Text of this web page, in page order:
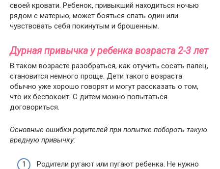
своей кровати. Ребенок, привыкший находиться ночью
рядом с матерью, может бояться спать один или
чувствовать себя покинутым и брошенным.
Дурная привычка у ребенка возраста 2-3 лет
В таком возрасте разобраться, как отучить сосать палец,
становится немного проще. Дети такого возраста
обычно уже хорошо говорят и могут рассказать о том,
что их беспокоит. С дитем можно попытаться
договориться.
Основные ошибки родителей при попытке побороть такую
вредную привычку:
Родители ругают или пугают ребенка. Не нужно